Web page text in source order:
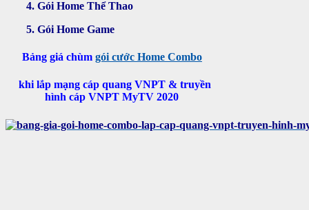
4. Gói Home Thể Thao
5. Gói Home Game
Bảng giá chùm gói cước Home Combo
khi lắp mạng cáp quang VNPT & truyền
hình cáp VNPT MyTV 2020